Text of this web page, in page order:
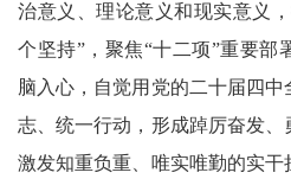
治意义、理论意义和现实意义
个坚持”，聚焦“十二项”重要部
脑入心，自觉用党的二十届四
志、统一行动，形成踔厉奋发
激发知重负重、唯实唯勤的实干